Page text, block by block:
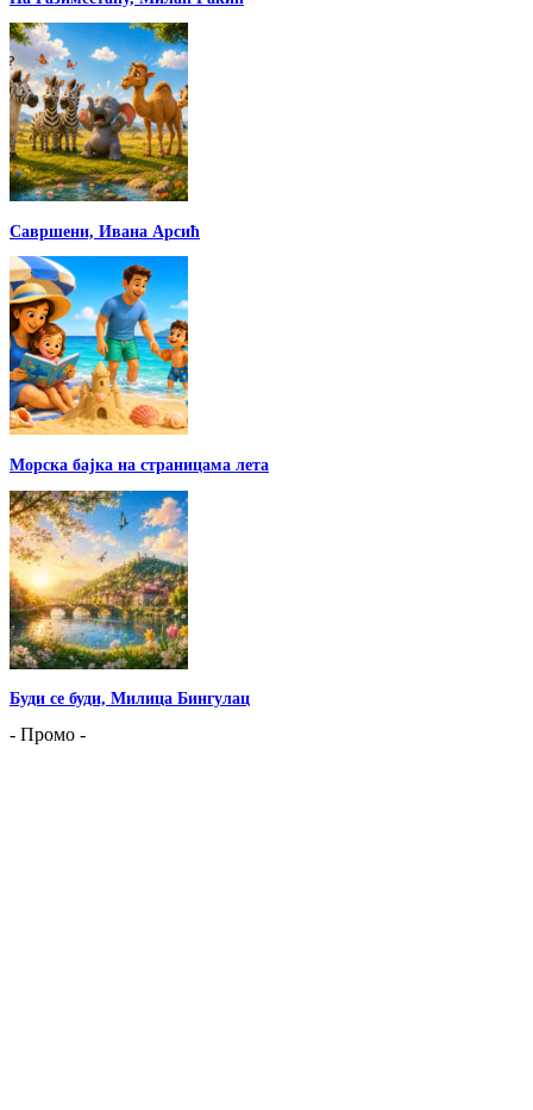
Савршени, Ивана Арсић
Морска бајка на страницама лета
Буди се буди, Милица Бингулац
- Промо -